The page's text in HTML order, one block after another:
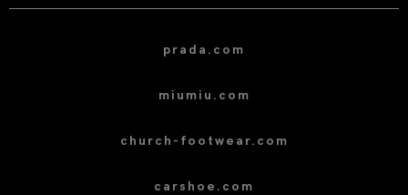
prada.com
miumiu.com
church-footwear.com
carshoe.com